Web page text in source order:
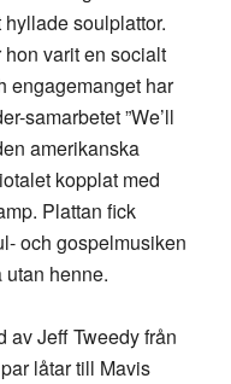
soulplattor.
varit en socialt
engagemanget har
samarbetet ”We’ll
amerikanska
kopplat med
Plattan fick
och gospelmusiken
henne.
av Jeff Tweedy från
låtar till Mavis